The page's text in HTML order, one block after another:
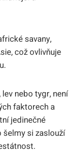
savany,
což ovlivňuje
nebo tygr, není
faktorech a
jedinečné
si zaslouží